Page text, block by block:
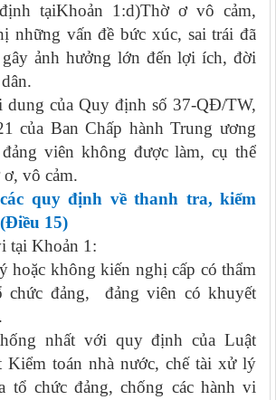
tạiKhoản 1:d)Thờ ơ vô cảm,
những vấn đề bức xúc, sai trái đã
gây ảnh hưởng lớn đến lợi ích, đời
dung của Quy định số 37-QĐ/TW,
của Ban Chấp hành Trung ương
viên không được làm, cụ thể
vô cảm.
quy định về thanh tra, kiểm
(Điều 15)
tại Khoản 1:
hoặc không kiến nghị cấp có thẩm
đảng, đảng viên có khuyết
nhất với quy định của Luật
Kiểm toán nhà nước, chế tài xử lý
tổ chức đảng, chống các hành vi